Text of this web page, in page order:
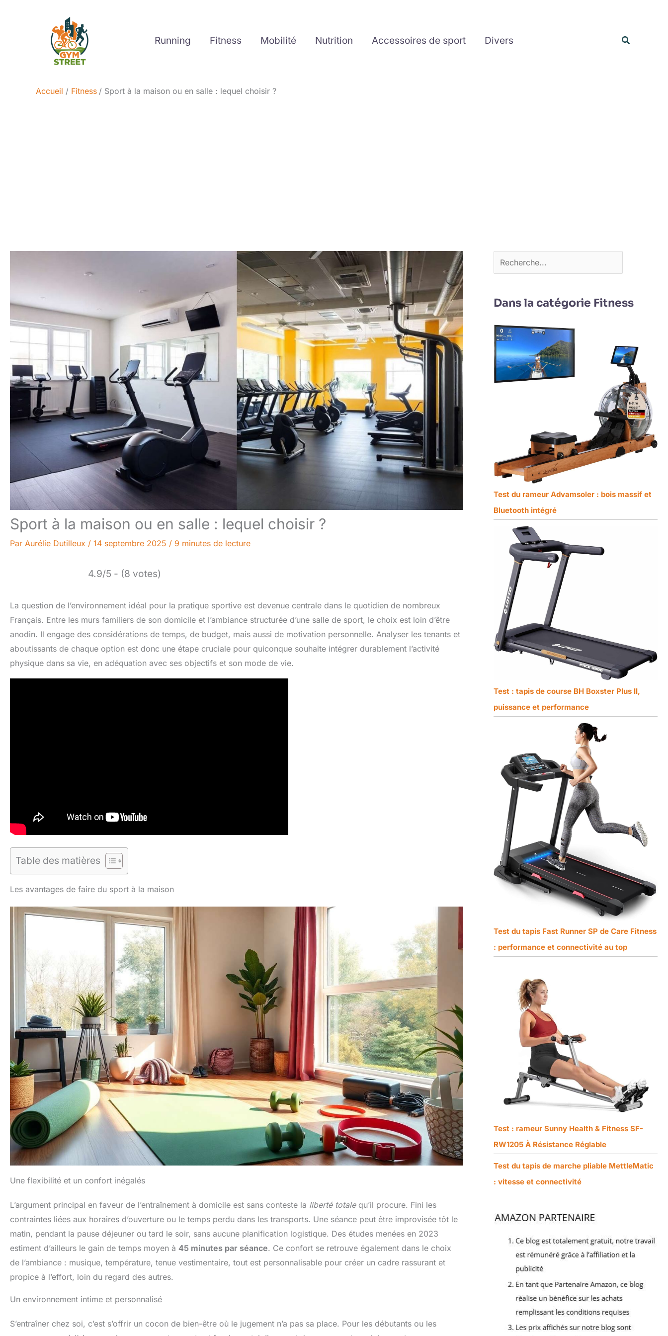
Running Fitness Mobilité Nutrition Accessoires de sport Divers
Accueil Fitness Sport à la maison ou en salle : lequel choisir ?
Sport à la maison ou en salle : lequel choisir ?
Par Aurélie Dutilleux / 14 septembre 2025 / 9 minutes de lecture
4.9/5 - (8 votes)
La question de l’environnement idéal pour la pratique sportive est devenue centrale dans le quotidien de nombreux
Français. Entre les murs familiers de son domicile et l’ambiance structurée d’une salle de sport, le choix est loin d’être
anodin. Il engage des considérations de temps, de budget, mais aussi de motivation personnelle. Analyser les tenants et
aboutissants de chaque option est donc une étape cruciale pour quiconque souhaite intégrer durablement l’activité
physique dans sa vie, en adéquation avec ses objectifs et son mode de vie.
Table des matières
Les avantages de faire du sport à la maison
Une flexibilité et un confort inégalés
L’argument principal en faveur de l’entraînement à domicile est sans conteste la liberté totalequ’il procure. Fini les
contraintes liées aux horaires d’ouverture ou le temps perdu dans les transports. Une séance peut être improvisée tôt le
matin, pendant la pause déjeuner ou tard le soir, sans aucune planification logistique. Des études menées en 2023
estiment d’ailleurs le gain de temps moyen à 45 minutes par séance. Ce confort se retrouve également dans le choix
de l’ambiance : musique, température, tenue vestimentaire, tout est personnalisable pour créer un cadre rassurant et
propice à l’effort, loin du regard des autres.
Un environnement intime et personnalisé
S’entraîner chez soi, c’est s’offrir un cocon de bien-être où le jugement n’a pas sa place. Pour les débutants ou les
Dans la catégorie Fitness
Test du rameur Advamsoler : bois massif et
Bluetooth intégré
Test : tapis de course BH Boxster Plus II,
puissance et performance
Test du tapis Fast Runner SP de Care Fitness
: performance et connectivité au top
Test : rameur Sunny Health & Fitness SF-
RW1205 À Résistance Réglable
Test du tapis de marche pliable MettleMatic
: vitesse et connectivité